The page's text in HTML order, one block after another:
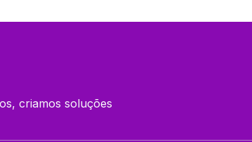
criamos soluções